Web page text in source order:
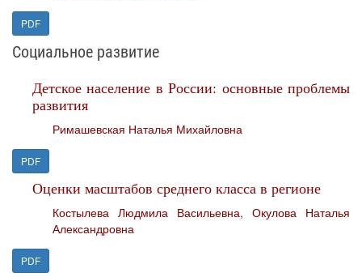
PDF
Социальное развитие
Детское население в России: основные проблемы
развития
Римашевская Наталья Михайловна
PDF
Оценки масштабов среднего класса в регионе
Костылева Людмила Васильевна, Окулова Наталья
Александровна
PDF